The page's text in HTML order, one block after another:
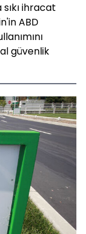
ihracat
ABD
güvenlik